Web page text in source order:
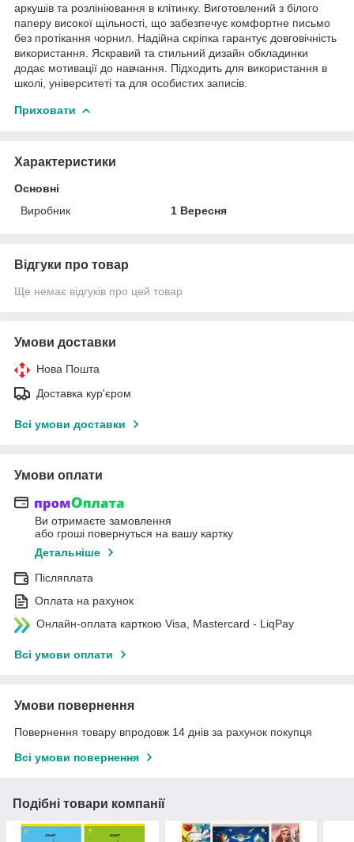
аркушів та розлініювання в клітинку. Виготовлений з білого
паперу високої щільності, що забезпечує комфортне письмо
без протікання чорнил. Надійна скріпка гарантує довговічність
використання. Яскравий та стильний дизайн обкладинки
додає мотивації до навчання. Підходить для використання в
школі, університеті та для особистих записів.
Приховати
Характеристики
Основні
Виробник
1 Вересня
Відгуки про товар
Ще немає відгуків про цей товар
Умови доставки
Нова Пошта
Доставка кур'єром
Всі умови доставки
Умови оплати
Ви отримаєте замовлення
або гроші повернуться на вашу картку
Детальніше
Післяплата
Оплата на рахунок
Онлайн-оплата карткою Visa, Mastercard - LiqPay
Всі умови оплати
Умови повернення
Повернення товару впродовж 14 днів за рахунок покупця
Всі умови повернення
Подібні товари компанії